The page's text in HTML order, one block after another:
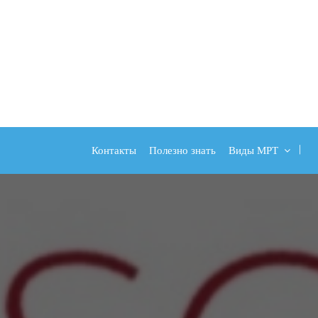
Контакты Полезно знать Виды МРТ